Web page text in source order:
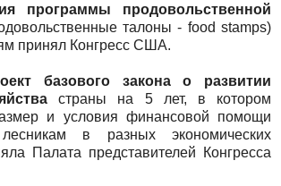
программы продовольственной
талоны - food stamps)
принял Конгресс США.
базового закона о развитии
страны на 5 лет, в котором
и условия финансовой помощи
в разных экономических
Палата представителей Конгресса